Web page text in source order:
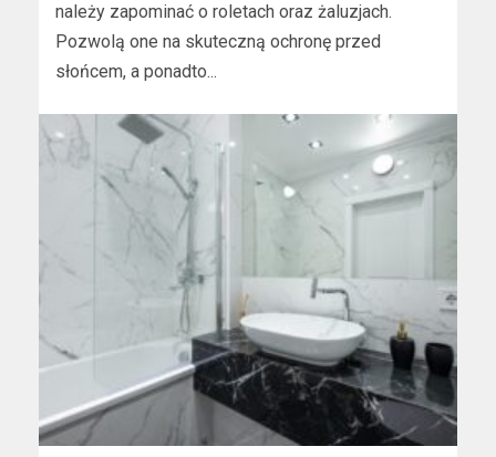
należy zapominać o roletach oraz żaluzjach.
Pozwolą one na skuteczną ochronę przed
słońcem, a ponadto...